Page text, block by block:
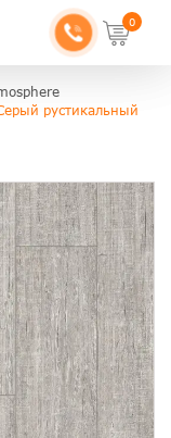
0
рустикальный